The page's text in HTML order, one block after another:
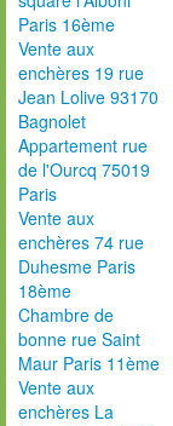
Paris 16ème
Vente aux
enchères 19 rue
Jean Lolive 93170
Bagnolet
Appartement rue
de l'Ourcq 75019
Paris
Vente aux
enchères 74 rue
Duhesme Paris
18ème
Chambre de
bonne rue Saint
Maur Paris 11ème
Vente aux
enchères La